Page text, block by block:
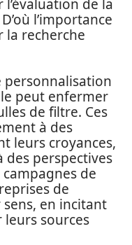
de la
l’importance
la recherche
personnalisation
peut enfermer
de filtre. Ces
à des
leurs croyances,
perspectives
campagnes de
de
en incitant
sources